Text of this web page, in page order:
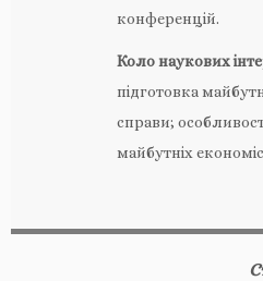
конференцій.
Коло наукових
підготовка
справи;
майбутніх